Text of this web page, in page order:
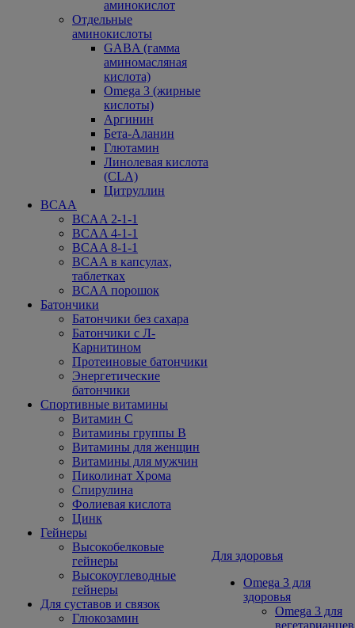
аминокислот
Отдельные
аминокислоты
GABA (гамма
аминомасляная
кислота)
Omega 3 (жирные
кислоты)
Аргинин
Бета-Аланин
Глютамин
Линолевая кислота
(CLA)
Цитруллин
BCAA
BCAA 2-1-1
BCAA 4-1-1
BCAA 8-1-1
BCAA в капсулах,
таблетках
BCAA порошок
Батончики
Батончики без сахара
Батончики с Л-
Карнитином
Протеиновые батончики
Энергетические
батончики
Спортивные витамины
Витамин С
Витамины группы В
Витамины для женщин
Витамины для мужчин
Пиколинат Хрома
Спирулина
Фолиевая кислота
Цинк
Гейнеры
Высокобелковые
гейнеры
Высокоуглеводные
гейнеры
Для суставов и связок
Глюкозамин
Для здоровья
Omega 3 для
здоровья
Omega 3 для
вегетарианцев